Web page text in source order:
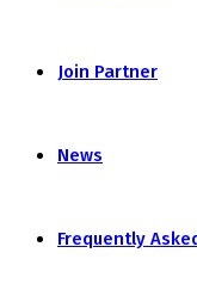
Join Partner
News
Frequently